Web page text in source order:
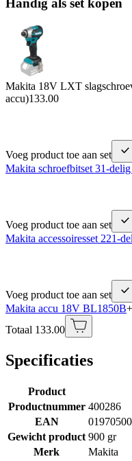
Handig als set kopen
Makita 18V LXT
accu)133.00
Voeg product toe aan set
Makita schroefbitset 31-
Voeg product toe aan set
Makita accessoiresset 221-
Voeg product toe aan set
Makita accu 18V BL1850B
Totaal 133.00
Specificaties
Product
Productnummer 400286
EAN
Gewicht product 900 gr
Merk
Makita